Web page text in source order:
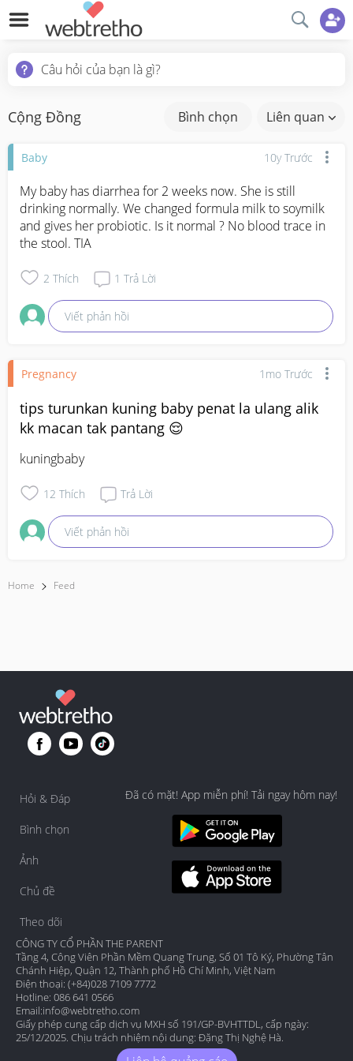
Câu hỏi của bạn là gì?
Cộng Đồng Bình chọn Liên quan
Baby 10y Trước
My baby has diarrhea for 2 weeks now. She is still
drinking normally. We changed formula milk to soymilk
and gives her probiotic. Is it normal ? No blood trace in
the stool. TIA
2 Thích 1 Trả Lời
Viết phản hồi
Pregnancy 1mo Trước
tips turunkan kuning baby penat la ulang alik
kk macan tak pantang 😌
kuningbaby
12 Thích Trả Lời
Viết phản hồi
Home Feed
Hỏi & Đáp
Bình chọn
Ảnh
Chủ đề
Theo dõi
Đã có mặt! App miễn phí! Tải ngay hôm nay!
CÔNG TY CỔ PHẦN THE PARENT
Tầng 4, Công Viên Phần Mềm Quang Trung, Số 01 Tô Ký, Phường Tân
Chánh Hiệp, Quận 12, Thành phố Hồ Chí Minh, Việt Nam
Điện thoại: (+84)028 7109 7772
Hotline: 086 641 0566
Email:info@webtretho.com
Giấy phép cung cấp dịch vụ MXH số 191/GP-BVHTTDL, cấp ngày:
25/12/2025. Chịu trách nhiệm nội dung: Đặng Thị Nghệ Hà.